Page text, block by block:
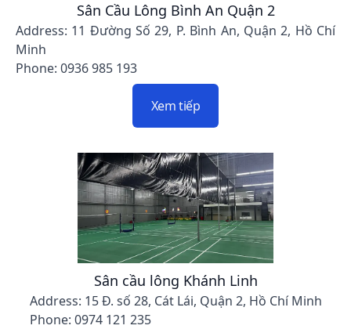
Sân Cầu Lông Bình An Quận 2
Address: 11 Đường Số 29, P. Bình An, Quận 2, Hồ Chí
Minh
Phone: 0936 985 193
Xem tiếp
Sân cầu lông Khánh Linh
Address: 15 Đ. số 28, Cát Lái, Quận 2, Hồ Chí Minh
Phone: 0974 121 235